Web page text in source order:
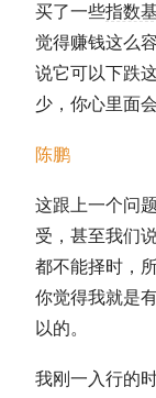
买了一些指数
觉得赚钱这么
说它可以下跌
少，你心里面
陈鹏
这跟上一个问
受，甚至我们
都不能择时 ，
你觉得我就是
以的。
我刚一入行的